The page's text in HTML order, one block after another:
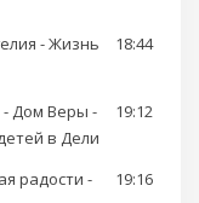
- Жизнь
18:44
- Дом Веры -
в Дели
19:12
радости -
19:16